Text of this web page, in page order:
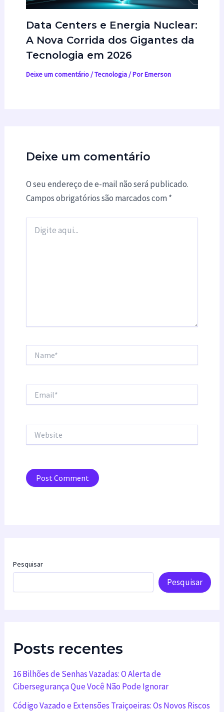
Data Centers e Energia Nuclear:
A Nova Corrida dos Gigantes da
Tecnologia em 2026
Deixe um comentário/Tecnologia/ PorEmerson
Deixe um comentário
O seu endereço de e-mail não será publicado.
Campos obrigatórios são marcados com*
aqui...
Pesquisar
Pesquisar
Posts recentes
16 Bilhões de Senhas Vazadas: O Alerta de
Cibersegurança Que Você Não Pode Ignorar
Código Vazado e Extensões Traiçoeiras: Os Novos Riscos